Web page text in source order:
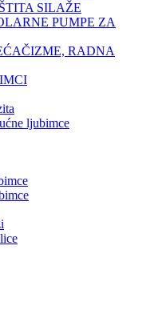
SILAŽE
PUMPE ZA
ČIZME, RADNA
ljubimce